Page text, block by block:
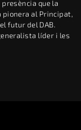
que la
pionera al Principat,
futur del DAB.
líder i les